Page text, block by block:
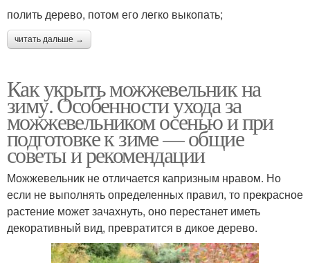
полить дерево, потом его легко выкопать;
читать дальше →
Как укрыть можжевельник на
зиму. Особенности ухода за
можжевельником осенью и при
подготовке к зиме — общие
советы и рекомендации
Можжевельник не отличается капризным нравом. Но
если не выполнять определенных правил, то прекрасное
растение может зачахнуть, оно перестанет иметь
декоративный вид, превратится в дикое дерево.